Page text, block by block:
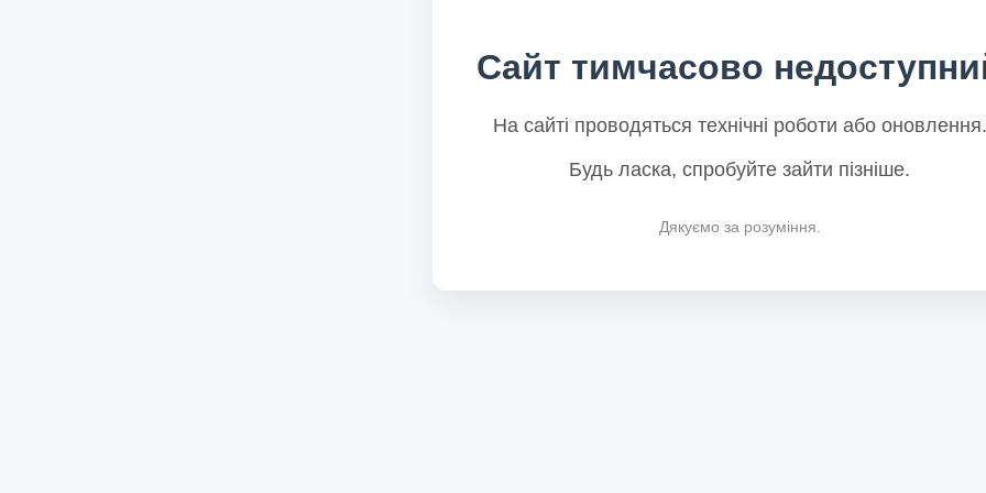
Сайт тимчасово
На сайті проводяться технічні роботи або оновлення.
Будь ласка, спробуйте зайти пізніше.
Дякуємо за розуміння.